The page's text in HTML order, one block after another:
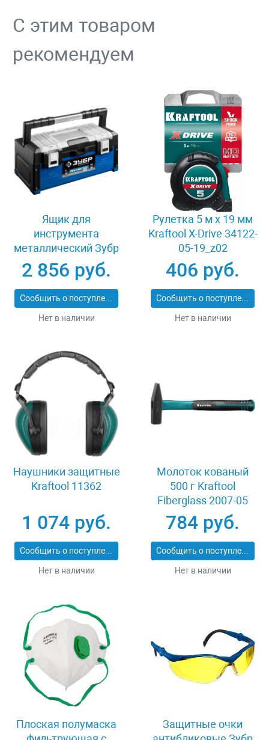
С этим товаром
рекомендуем
Ящик для
инструмента
металлический Зубр
СПУТНИК-18 38153-
18
2 856 руб.
Сообщить о поступлении
Нет в наличии
Рулетка 5 м x 19 мм
Kraftool X-Drive 34122-
05-19_z02
406 руб.
Сообщить о поступлении
Нет в наличии
Наушники защитные
Kraftool 11362
1 074 руб.
Сообщить о поступлении
Нет в наличии
Молоток кованый
500 г Kraftool
Fiberglass 2007-05
784 руб.
Сообщить о поступлении
Нет в наличии
Плоская полумаска
Защитные очки